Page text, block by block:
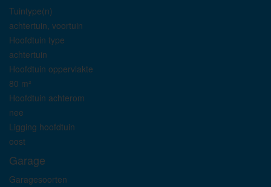
Tuintype(n)
achtertuin, voortuin
Hoofdtuin type
achtertuin
Hoofdtuin oppervlakte
80 m²
Hoofdtuin achterom
nee
Ligging hoofdtuin
oost
Garage
Garagesoorten